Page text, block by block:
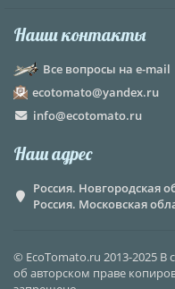
Наши контакты
Все вопросы на e-mail
ecotomato@yandex.ru
info@ecotomato.ru
Наш адрес
Россия. Новгородская
Россия. Московская
© EcoTomato.ru 2013-2025 В
об авторском праве